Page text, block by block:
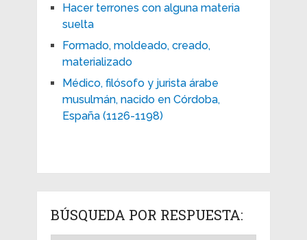
Hacer terrones con alguna materia
suelta
Formado, moldeado, creado,
materializado
Médico, filósofo y jurista árabe
musulmán, nacido en Córdoba,
España (1126-1198)
BÚSQUEDA POR RESPUESTA: